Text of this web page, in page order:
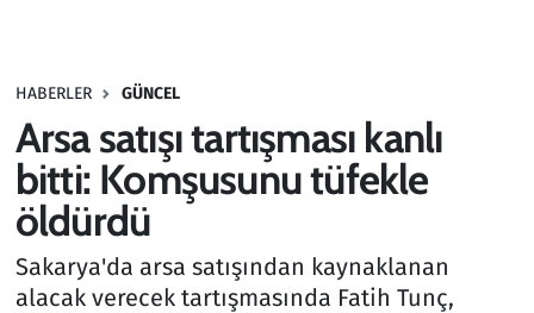
HABERLER GÜNCEL
Arsa satışı tartışması kanlı
bitti: Komşusunu tüfekle
öldürdü
Sakarya'da arsa satışından kaynaklanan
alacak verecek tartışmasında Fatih Tunç,
Haber
Kültür Sanat
Kurumsal Haberler
Lezzet Durağı